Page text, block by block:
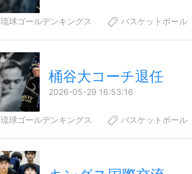
琉球ゴールデンキングス バスケットボール
桶谷大コーチ退任
2026-05-29 16:53:16
琉球ゴールデンキングス バスケットボール